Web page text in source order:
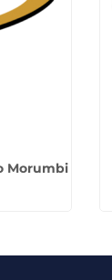
Morumbi